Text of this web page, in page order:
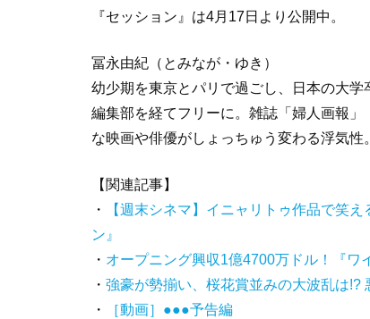
『セッション』は4月17日より公開中。
冨永由紀（とみなが・ゆき）
幼少期を東京とパリで過ごし、日本の大
編集部を経てフリーに。雑誌「婦人画報
な映画や俳優がしょっちゅう変わる浮気性。
【関連記事】
・
【週末シネマ】イニャリトゥ作品で笑
ン』
・ オープニング興収1億4700万ドル！『ワ
・ 強豪が勢揃い、桜花賞並みの大波乱は!?
・
［動画］●●●予告編